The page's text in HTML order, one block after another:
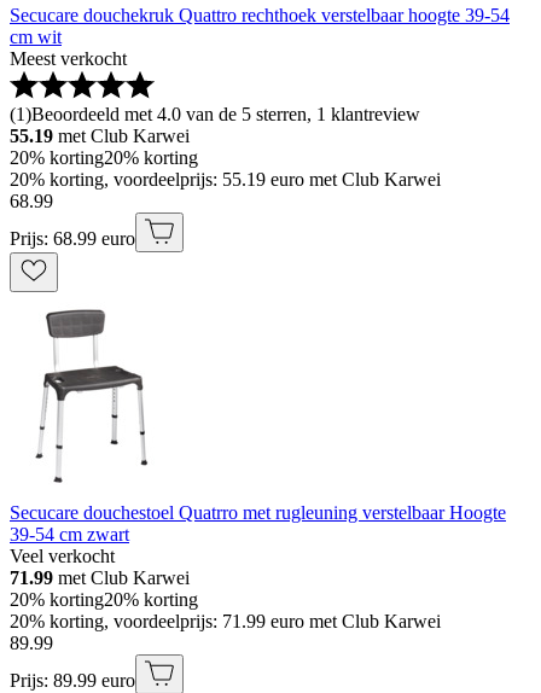
Secucare douchekruk Quattro rechthoek verstelbaar hoogte 39-54
cm wit
Meest verkocht
(1)Beoordeeld met 4.0 van de 5 sterren, 1 klantreview
55.19 met Club Karwei
20% korting20% korting
20% korting, voordeelprijs: 55.19 euro met Club Karwei
68.99
Prijs: 68.99 euro
Secucare douchestoel Quatrro met rugleuning verstelbaar Hoogte
39-54 cm zwart
Veel verkocht
71.99 met Club Karwei
20% korting20% korting
20% korting, voordeelprijs: 71.99 euro met Club Karwei
89.99
Prijs: 89.99 euro